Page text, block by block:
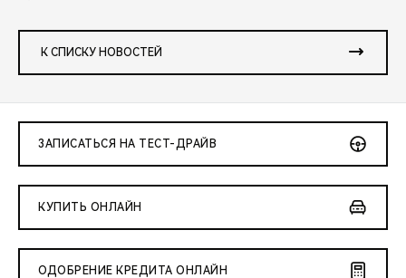
К СПИСКУ НОВОСТЕЙ
ЗАПИСАТЬСЯ НА ТЕСТ-ДРАЙВ
КУПИТЬ ОНЛАЙН
ОДОБРЕНИЕ КРЕДИТА ОНЛАЙН